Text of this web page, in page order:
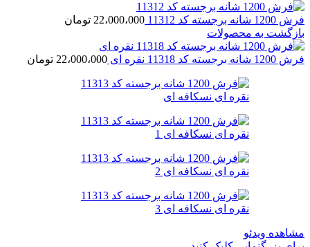
فرش 1200 شانه برجسته کد 11312 22،000،000 تومان
بازگشت به محصولات
فرش 1200 شانه برجسته کد 11318 نقره ای 22،000،000 تومان
مشاهده ویدئو